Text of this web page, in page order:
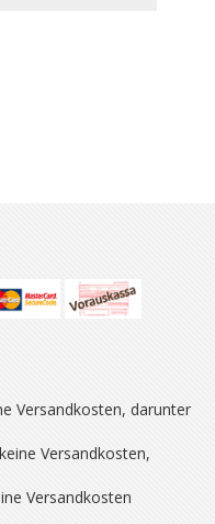
Versandkosten, darunter
Versandkosten,
Versandkosten